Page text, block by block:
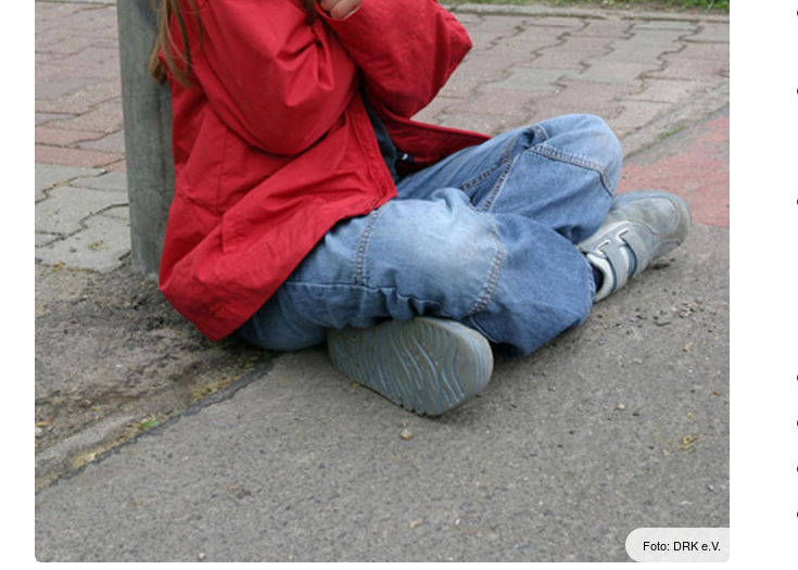
Foto: DRK e.V.